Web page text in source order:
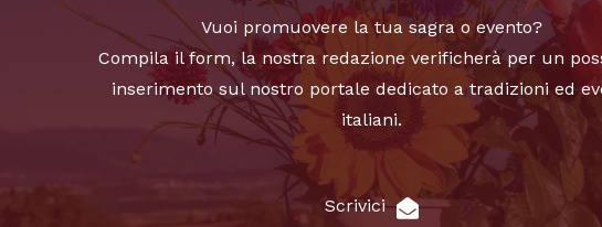
Vuoi promuovere la tua sagra o evento?
Compila il form, la nostra redazione verificherà per un
inserimento sul nostro portale dedicato a tradizioni ed
italiani.
Scrivici